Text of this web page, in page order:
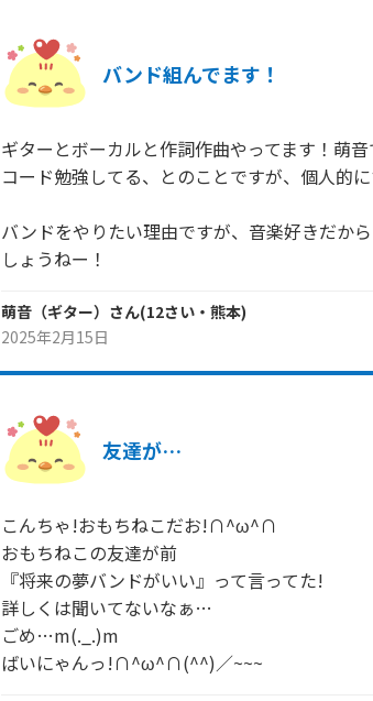
バンド組んでます！
ギターとボーカルと作詞作曲やってます！萌音
コード勉強してる、とのことですが、個人的
バンドをやりたい理由ですが、音楽好きだか
しょうねー！
萌音（ギター） さん(12さい・ 熊本)
2025年2月15日
友達が…
こんちゃ!おもちねこだお!∩^ω^∩
おもちねこの友達が前
『将来の夢バンドがいい』って言ってた!
詳しくは聞いてないなぁ…
ごめ…m(._.)m
ばいにゃんっ!∩^ω^∩(^^)／~~~